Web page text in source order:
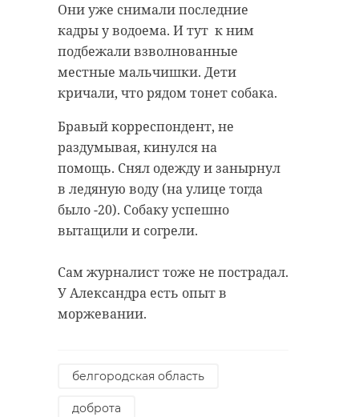
Они уже снимали последние
кадры у водоема. И тут к ним
подбежали взволнованные
местные мальчишки. Дети
кричали, что рядом тонет собака.
Бравый корреспондент, не
раздумывая, кинулся на
помощь. Снял одежду и занырнул
в ледяную воду (на улице тогда
было -20). Собаку успешно
вытащили и согрели.
Сам журналист тоже не пострадал.
У Александра есть опыт в
моржевании.
белгородская область
доброта